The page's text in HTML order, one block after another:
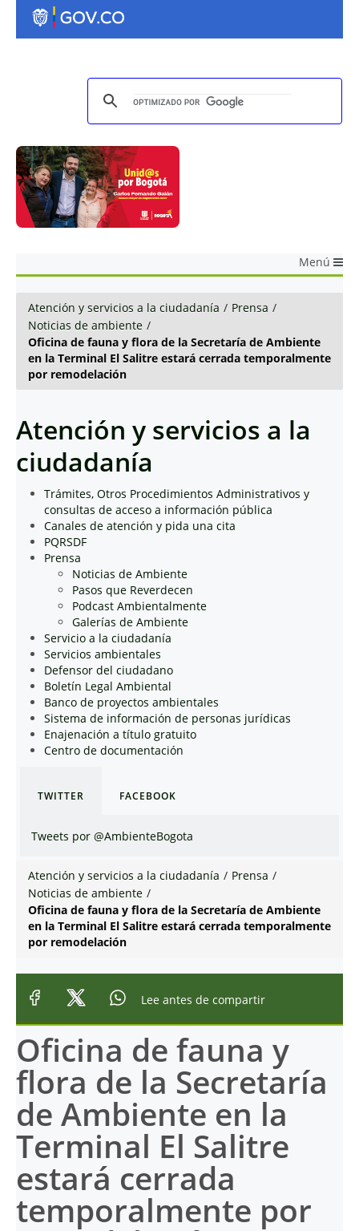
Menú
Atención y servicios a la ciudadanía / Prensa /
Noticias de ambiente /
Oficina de fauna y flora de la Secretaría de Ambiente
en la Terminal El Salitre estará cerrada temporalmente
por remodelación
Atención y servicios a la
ciudadanía
Trámites, Otros Procedimientos Administrativos y
consultas de acceso a información pública
Canales de atención y pida una cita
PQRSDF
Prensa
Noticias de Ambiente
Pasos que Reverdecen
Podcast Ambientalmente
Galerías de Ambiente
Servicio a la ciudadanía
Servicios ambientales
Defensor del ciudadano
Boletín Legal Ambiental
Banco de proyectos ambientales
Sistema de información de personas jurídicas
Enajenación a título gratuito
Centro de documentación
TWITTER FACEBOOK
Tweets por @AmbienteBogota
Atención y servicios a la ciudadanía / Prensa /
Noticias de ambiente /
Oficina de fauna y flora de la Secretaría de Ambiente
en la Terminal El Salitre estará cerrada temporalmente
por remodelación
Lee antes de compartir
Oficina de fauna y
flora de la Secretaría
de Ambiente en la
Terminal El Salitre
estará cerrada
temporalmente por